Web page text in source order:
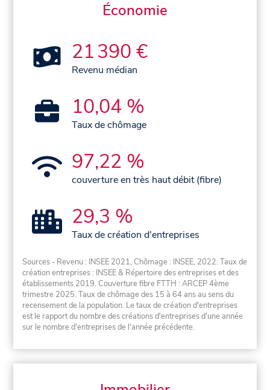
Économie
21 390 €
Revenu médian
10,04 %
Taux de chômage
97,22 %
couverture en très haut débit (fibre)
29,3 %
Taux de création d'entreprises
Sources - Revenu : INSEE 2021, Chômage : INSEE, 2022. Taux de
création entreprises : INSEE & Répertoire des entreprises et des
établissements 2019. Couverture fibre FTTH : ARCEP 4ème
trimestre 2025. Taux de chômage des 15 à 64 ans au sens du
recensement de la population. Le taux de création d'entreprises
est le rapport du nombre des créations d'entreprises d'une année
sur le nombre d'entreprises de l'année précédente.